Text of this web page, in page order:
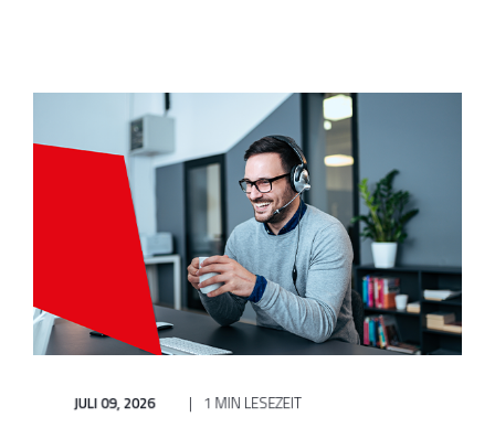
JULI 09, 2026 1 MIN LESEZEIT